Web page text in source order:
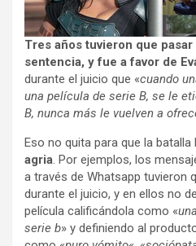
Tres años tuvieron que
sentencia, y fue a favor de
durante el juicio que «cuando
una película de serie B, se le
B, nunca más le vuelven a
Eso no quita para que la
agria. Por ejemplos, los
a través de Whatsapp tuvieron
durante el juicio, y en ellos no
película calificándola como «
serie b» y definiendo al